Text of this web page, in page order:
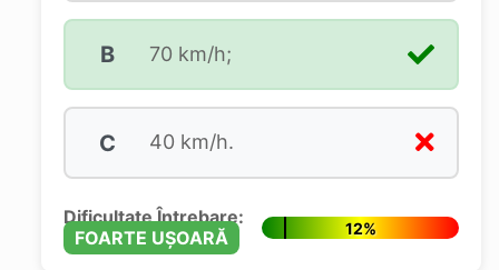
B 70 km/h;
C 40 km/h.
Dificultate Întrebare:
FOARTE UȘOARĂ
12%